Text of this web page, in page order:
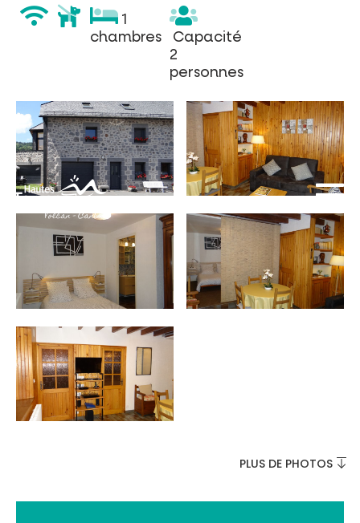
INCONTOURNABLES
wifi
animaux
acceptés
1
chambres
1
chambres
Capacité
2
personnes
Capacité
2
personnes
PLUS DE PHOTOS